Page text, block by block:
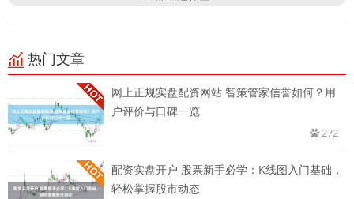
热门文章
网上正规实盘配资网站 智策管家信誉如何？用
户评价与口碑一览
272
配资实盘开户 股票新手必学：K线图入门基础，
轻松掌握股市动态